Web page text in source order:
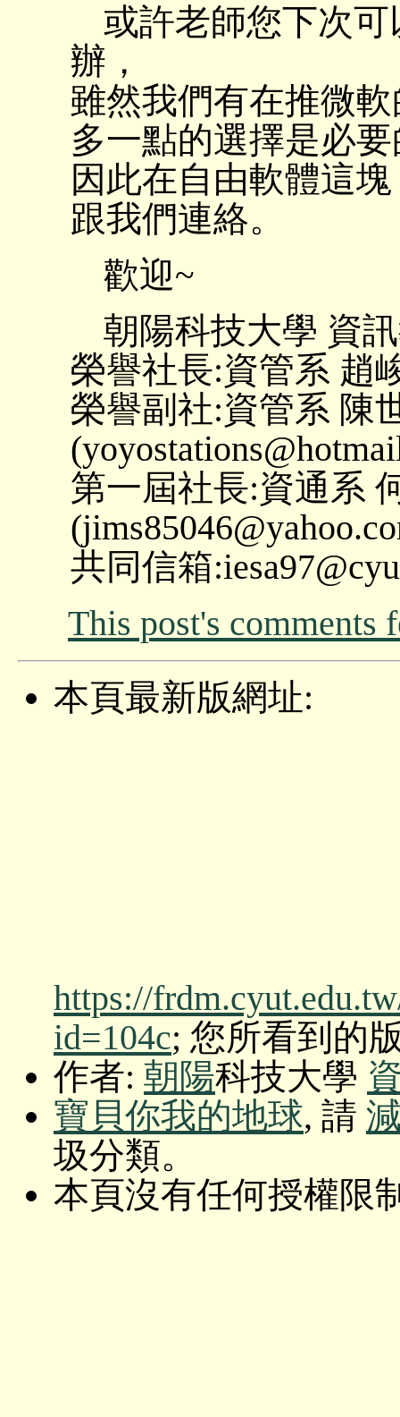
或許老師您下次
辦，
雖然我們有在推微
多一點的選擇是必
因此在自由軟體這
跟我們連絡。
歡迎~
朝陽科技大學 資
榮譽社長:資管系 趙
榮譽副社:資管系 陳
第一屆社長:資通系
共同信箱
This post's comments
本頁最新版網址:
https://
id=104c; 您所看到的
作者: 朝陽科技大學
寶貝你我的地球, 請
圾分類。
本頁沒有任何授權限